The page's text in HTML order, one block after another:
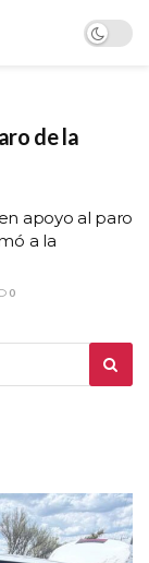
de la
apoyo al paro
a la
0